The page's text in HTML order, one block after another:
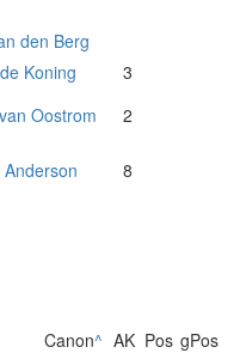
den Berg
Koning
3
Oostrom 2
8
Canon^ AK Pos gPos